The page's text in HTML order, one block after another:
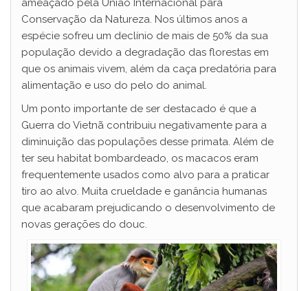
ameaçado pela União Internacional para
Conservação da Natureza. Nos últimos anos a
espécie sofreu um declínio de mais de 50% da sua
população devido a degradação das florestas em
que os animais vivem, além da caça predatória para
alimentação e uso do pelo do animal.
Um ponto importante de ser destacado é que a
Guerra do Vietnã contribuiu negativamente para a
diminuição das populações desse primata. Além de
ter seu habitat bombardeado, os macacos eram
frequentemente usados como alvo para a praticar
tiro ao alvo. Muita crueldade e ganância humanas
que acabaram prejudicando o desenvolvimento de
novas gerações do douc.